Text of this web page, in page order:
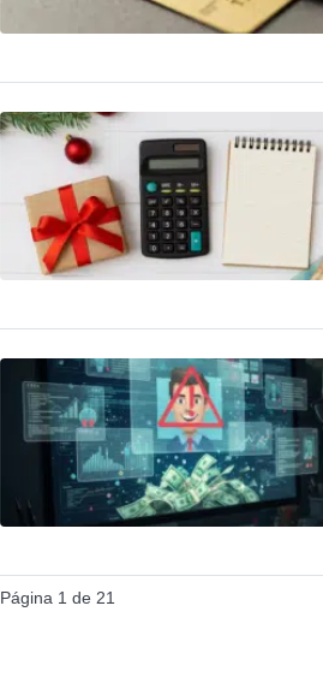
Página 1 de 21